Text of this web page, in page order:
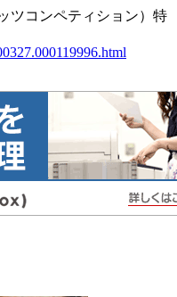
ツコンペティション）特